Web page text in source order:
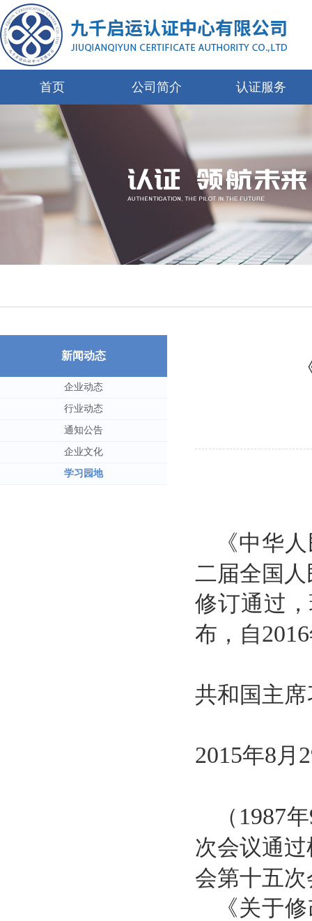
首页 公司简介 认证服务
新闻动态
企业动态
行业动态
通知公告
企业文化
学习园地
《中华
二届全国
修订通过
布，自2016
共和国主
2015年8月
（ 1987年
次会议通
会第十五次
《关于